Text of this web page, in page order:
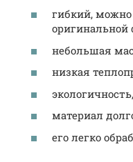
гибкий, можно
небольшая
низкая
экологичность,
материал
его легко